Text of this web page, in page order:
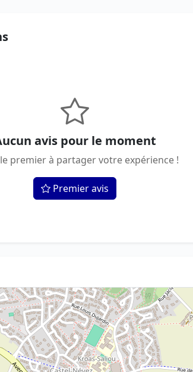
avis pour le moment
premier à partager votre expérience !
Premier avis